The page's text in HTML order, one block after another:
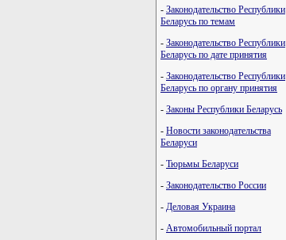
- Законодательство Республики
Беларусь по темам
- Законодательство Республики
Беларусь по дате принятия
- Законодательство Республики
Беларусь по органу принятия
- Законы Республики Беларусь
- Новости законодательства
Беларуси
- Тюрьмы Беларуси
- Законодательство России
- Деловая Украина
- Автомобильный портал